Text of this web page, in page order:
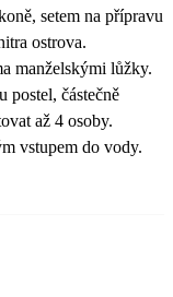
setem na přípravu
ostrova.
manželskými lůžky.
postel, částečně
až 4 osoby.
vstupem do vody.